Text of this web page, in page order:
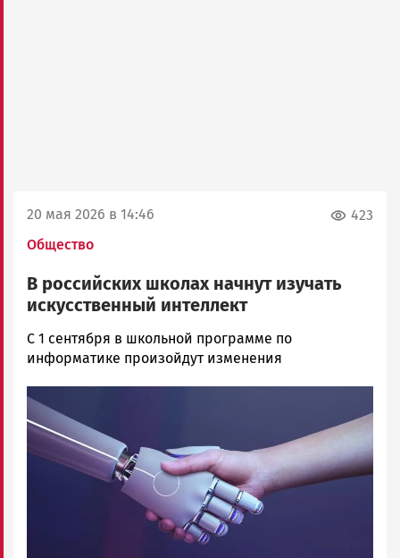
20 мая 2026 в 14:46
Общество
423
В российских школах начнут изучать
искусственный интеллект
Арина
Смирнова
Петрозаводска
и
Карелии
|
Петрозаводск
С 1 сентября в школьной программе по
информатике произойдут изменения
Image